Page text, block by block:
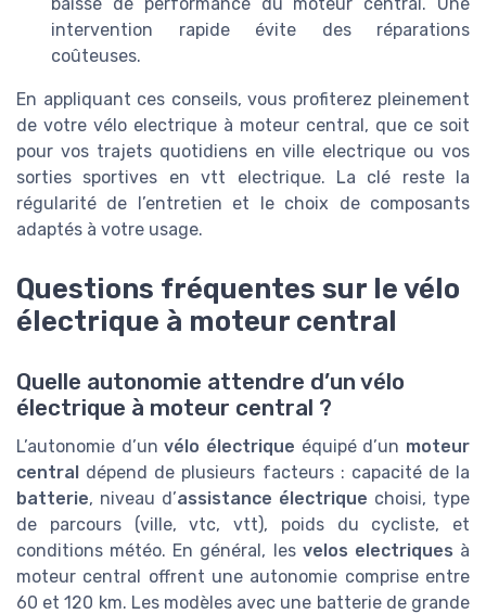
baisse de performance du moteur central. Une
intervention rapide évite des réparations
coûteuses.
En appliquant ces conseils, vous profiterez pleinement
de votre vélo electrique à moteur central, que ce soit
pour vos trajets quotidiens en ville electrique ou vos
sorties sportives en vtt electrique. La clé reste la
régularité de l’entretien et le choix de composants
adaptés à votre usage.
Questions fréquentes sur le vélo
électrique à moteur central
Quelle autonomie attendre d’un vélo
électrique à moteur central ?
L’autonomie d’unvélo électrique équipé d’un moteur
central dépend de plusieurs facteurs : capacité de la
batterie, niveau d’assistance électrique choisi, type
de parcours (ville, vtc, vtt), poids du cycliste, et
conditions météo. En général, les velos electriques à
moteur central offrent une autonomie comprise entre
60 et 120 km. Les modèles avec une batterie de grande